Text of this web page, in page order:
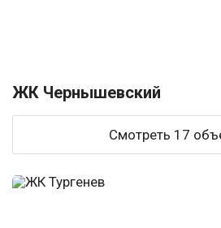
ЖК Чернышевский
Смотреть 17